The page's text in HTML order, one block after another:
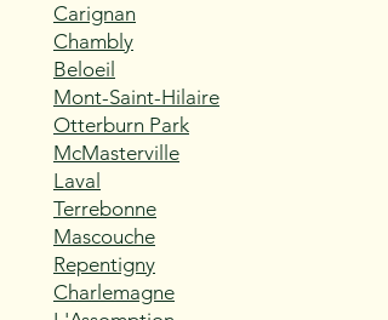
Carignan
Chambly
Beloeil
Mont-Saint-Hilaire
Otterburn Park
McMasterville
Laval
Terrebonne
Mascouche
Repentigny
Charlemagne